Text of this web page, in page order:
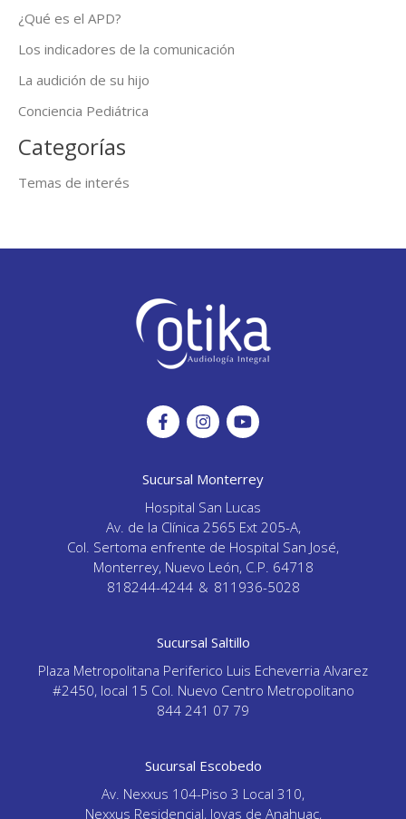
¿Qué es el APD?
Los indicadores de la comunicación
La audición de su hijo
Conciencia Pediátrica
Categorías
Temas de interés
Sucursal Monterrey
Hospital San Lucas
Av. de la Clínica 2565 Ext 205-A,
Col. Sertoma enfrente de Hospital San José,
Monterrey, Nuevo León, C.P. 64718
818244-4244 & 811936-5028
Sucursal Saltillo
Plaza Metropolitana Periferico Luis Echeverria Alvarez
#2450, local 15 Col. Nuevo Centro Metropolitano
844 241 07 79
Sucursal Escobedo
Av. Nexxus 104-Piso 3 Local 310,
Nexxus Residencial, Joyas de Anahuac,